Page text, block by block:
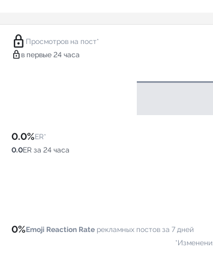
lock Просмотров на пост*
lock в первые 24 часа
0.0%ER*
0.0ER за 24 часа
0%Emoji Reaction Rate рекламных постов за 7 дней